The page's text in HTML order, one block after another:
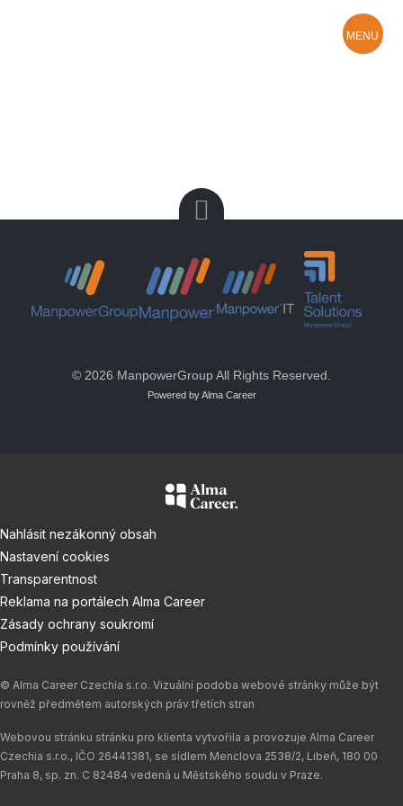
MENU
© 2026 ManpowerGroup All Rights Reserved.
Powered by Alma Career
Nahlásit nezákonný obsah
Nastavení cookies
Transparentnost
Reklama na portálech Alma Career
Zásady ochrany soukromí
Podmínky používání
© Alma Career Czechia s.r.o. Vizuální podoba webové stránky může být
rovněž předmětem autorských práv třetích stran
Webovou stránku stránku pro klienta vytvořila a provozuje Alma Career
Czechia s.r.o., IČO 26441381, se sídlem Menclova 2538/2, Libeň, 180 00
Praha 8, sp. zn. C 82484 vedená u Městského soudu v Praze.